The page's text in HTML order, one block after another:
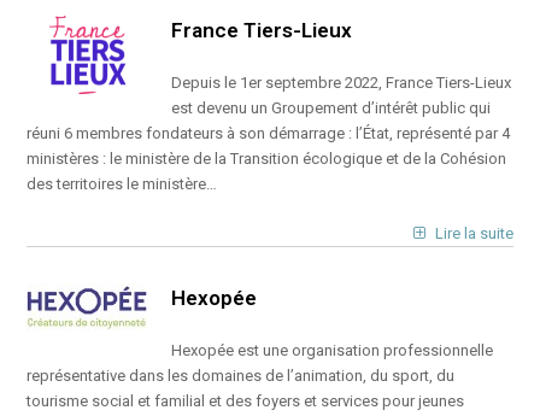
France Tiers-Lieux
Depuis le 1er septembre 2022, France Tiers-Lieux
est devenu un Groupement d’intérêt public qui
réuni 6 membres fondateurs à son démarrage : l’État, représenté par 4
ministères : le ministère de la Transition écologique et de la Cohésion
des territoires le ministère…
Lire la suite
Hexopée
Hexopée est une organisation professionnelle
représentative dans les domaines de l’animation, du sport, du
tourisme social et familial et des foyers et services pour jeunes